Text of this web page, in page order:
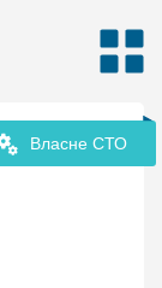
Власне СТО